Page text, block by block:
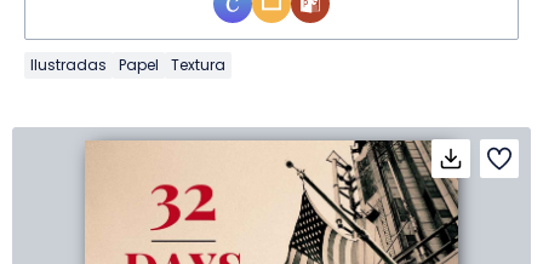
Ilustradas Papel Textura